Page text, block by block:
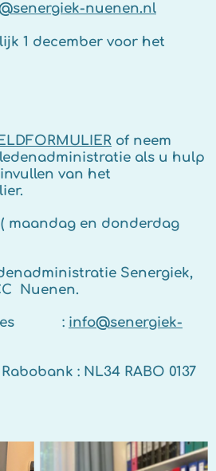
nuenen.nl
1 december voor het
of neem
als u hulp
van het
( maandag en donderdag
Senergiek,
Nuenen.
: info@senergiek-
: NL34 RABO 0137